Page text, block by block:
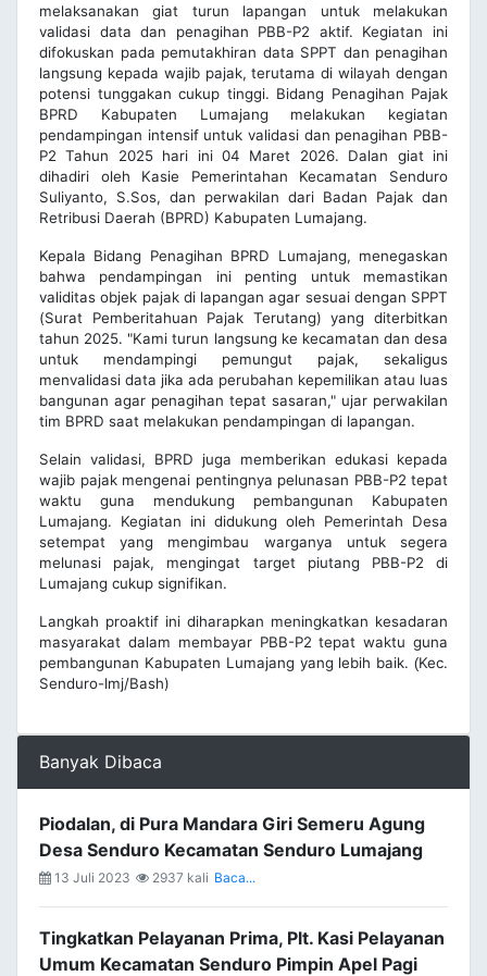
melaksanakan giat turun lapangan untuk melakukan
validasi data dan penagihan PBB-P2 aktif. Kegiatan ini
difokuskan pada pemutakhiran data SPPT dan penagihan
langsung kepada wajib pajak, terutama di wilayah dengan
potensi tunggakan cukup tinggi. Bidang Penagihan Pajak
BPRD Kabupaten Lumajang melakukan kegiatan
pendampingan intensif untuk validasi dan penagihan PBB-
P2 Tahun 2025 hari ini 04 Maret 2026. Dalan giat ini
dihadiri oleh Kasie Pemerintahan Kecamatan Senduro
Suliyanto, S.Sos, dan perwakilan dari Badan Pajak dan
Retribusi Daerah (BPRD) Kabupaten Lumajang.
Kepala Bidang Penagihan BPRD Lumajang, menegaskan
bahwa pendampingan ini penting untuk memastikan
validitas objek pajak di lapangan agar sesuai dengan SPPT
(Surat Pemberitahuan Pajak Terutang) yang diterbitkan
tahun 2025. "Kami turun langsung ke kecamatan dan desa
untuk mendampingi pemungut pajak, sekaligus
menvalidasi data jika ada perubahan kepemilikan atau luas
bangunan agar penagihan tepat sasaran," ujar perwakilan
tim BPRD saat melakukan pendampingan di lapangan.
Selain validasi, BPRD juga memberikan edukasi kepada
wajib pajak mengenai pentingnya pelunasan PBB-P2 tepat
waktu guna mendukung pembangunan Kabupaten
Lumajang. Kegiatan ini didukung oleh Pemerintah Desa
setempat yang mengimbau warganya untuk segera
melunasi pajak, mengingat target piutang PBB-P2 di
Lumajang cukup signifikan.
Langkah proaktif ini diharapkan meningkatkan kesadaran
masyarakat dalam membayar PBB-P2 tepat waktu guna
pembangunan Kabupaten Lumajang yang lebih baik. (Kec.
Senduro-lmj/Bash)
Banyak Dibaca
Piodalan, di Pura Mandara Giri Semeru Agung
Desa Senduro Kecamatan Senduro Lumajang
13 Juli 2023 2937 kali Baca...
Tingkatkan Pelayanan Prima, Plt. Kasi Pelayanan
Umum Kecamatan Senduro Pimpin Apel Pagi